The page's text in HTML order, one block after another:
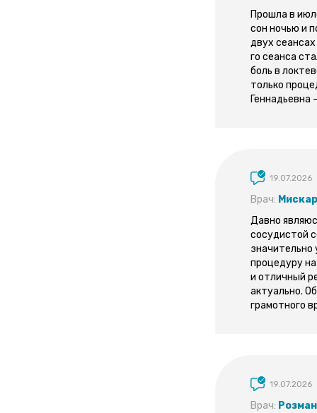
Прошла в
сон ночью и
двух
го сеанса
боль в
только
Геннадьевна
19.07.2026
Врач:
Давно
сосудистой
значительно
процедуру
и отличный
актуально.
грамотного
19.07.2026
Врач: